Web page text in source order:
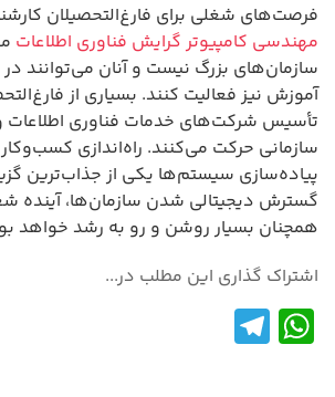
فرصت‌های شغلی برای فارغ‌التحصیلان
مهندسی کامپیوتر گرایش فناوری اطلاعات
سازمان‌های بزرگ نیست و آنان می‌توانند در
آموزش نیز فعالیت کنند. بسیاری از
تأسیس شرکت‌های خدمات فناوری اطلاعات و
سازمانی حرکت می‌کنند. راه‌اندازی
پیاده‌سازی سیستم‌ها یکی از جذاب‌ترین
گسترش دیجیتالی شدن سازمان‌ها، آینده
همچنان بسیار روشن و رو به رشد خواهد
اشتراک گذاری این مطلب در...
W
h